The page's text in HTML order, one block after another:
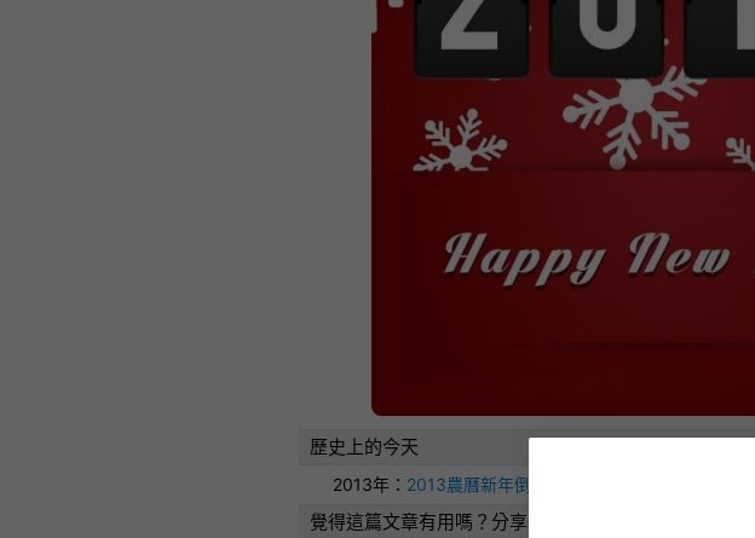
歷史上的今天
2013年： 2013農曆新年倒計時（1條評論）
覺得這篇文章有用嗎？分享一下讓更多人受益吧！